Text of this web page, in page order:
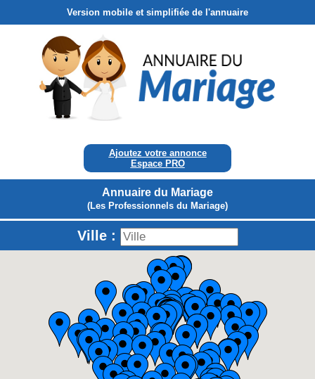
Version mobile et simplifiée de l'annuaire
Ajoutez votre annonce
Espace PRO
Annuaire du Mariage
(Les Professionnels du Mariage)
Ville :